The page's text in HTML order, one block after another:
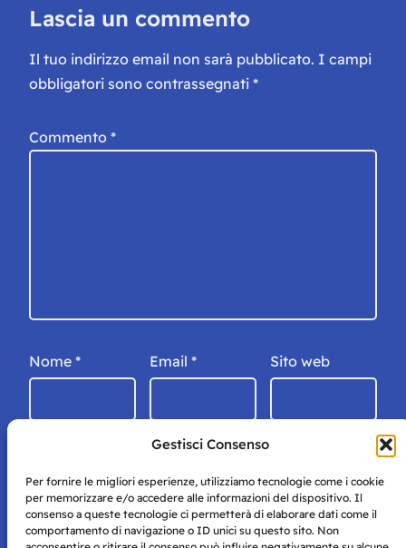
Gestisci Consenso
Per fornire le migliori esperienze, utilizziamo tecnologie come i cookie
per memorizzare e/o accedere alle informazioni del dispositivo. Il
consenso a queste tecnologie ci permetterà di elaborare dati come il
comportamento di navigazione o ID unici su questo sito. Non
Lascia un commento
Il tuo indirizzo email non sarà pubblicato. I campi
obbligatori sono contrassegnati *
Commento *
Nome * Email * Sito web